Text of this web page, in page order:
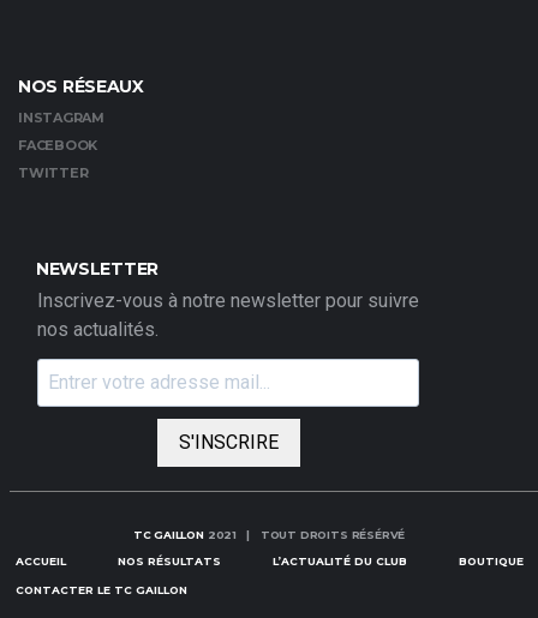
NOS RÉSEAUX
INSTAGRAM
FACEBOOK
TWITTER
NEWSLETTER
Inscrivez-vous à notre newsletter pour suivre
nos actualités.
S'INSCRIRE
TC GAILLON2021 | TOUT DROITS RÉSÉRVÉ
ACCUEIL NOS RÉSULTATS L’ACTUALITÉ DU CLUB BOUTIQUE
CONTACTER LE TC GAILLON